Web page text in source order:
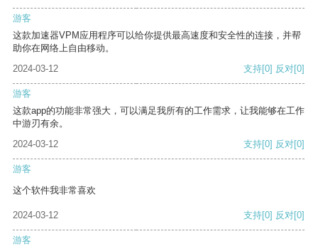
游客
这款加速器VPM应用程序可以给你提供最高速度和安全性的连接，并帮
助你在网络上自由移动。
2024-03-12
支持[0] 反对[0]
游客
这款app的功能非常强大，可以满足我所有的工作需求，让我能够在工作
中游刃有余。
2024-03-12
支持[0] 反对[0]
游客
这个软件我非常喜欢
2024-03-12 支持[0] 反对[0]
游客